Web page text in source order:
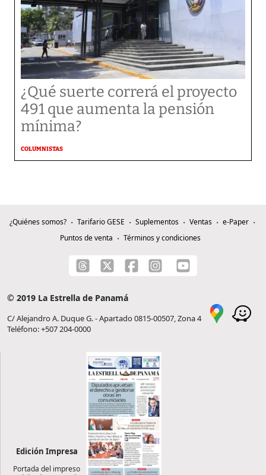
¿Qué suerte correrá el proyecto
491 que aumenta la pensión
mínima?
COLUMNISTAS
¿Quiénes somos? Tarifario GESE Suplementos Ventas
e-Paper
Puntos de venta
Términos y condiciones
© 2019 La Estrella de Panamá
C/ Alejandro A. Duque G. - Apartado 0815-00507, Zona 4
Teléfono: +507 204-0000
Edición Impresa
Portada del impreso